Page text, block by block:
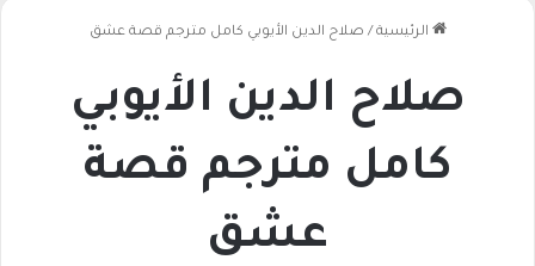
الرئيسية / صلاح الدين الأيوبي كامل مترجم قصة عشق
صلاح الدين الأيوبي
كامل مترجم قصة
عشق